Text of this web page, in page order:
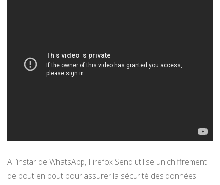
A l’instar de WhatsApp, Firefox Send utilise un chiffrement
de bout en bout pour assurer la sécurité des données